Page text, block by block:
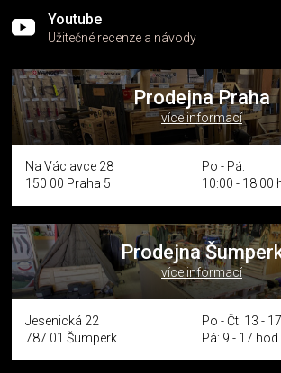
Youtube
Užitečné recenze a návody
Prodejna Praha
více informací
Na Václavce 28
150 00 Praha 5
Po - Pá:
10:00 - 18:00
Prodejna
více informací
Jesenická 22
787 01 Šumperk
Po - Čt: 13 -
Pá: 9 - 17 hod.